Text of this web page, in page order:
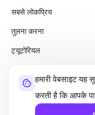
हमारी वेबसाइट यह
करती है कि आपके
सबसे लोकप्रिय
तुलना करना
ट्यूटोरियल
हमारे बारे मेंभुगतान वापसी की नीति
©2026 UltaHost -